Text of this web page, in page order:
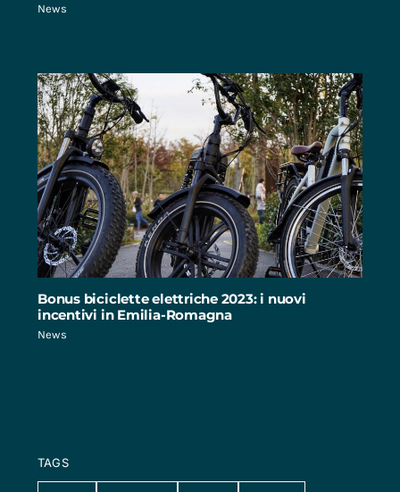
News
Bonus biciclette elettriche 2023: i nuovi
incentivi in Emilia-Romagna
News
TAGS